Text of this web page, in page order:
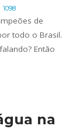
1098
de
todo o Brasil.
Então
na